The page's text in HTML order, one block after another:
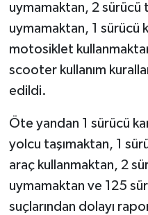
uymamaktan, 2
uymamaktan, 1 sürücü
motosiklet
scooter kullanım
edildi.
Öte yandan 1 sürücü
yolcu taşımaktan, 1
araç kullanmaktan, 2
uymamaktan ve 125
suçlarından dolayı